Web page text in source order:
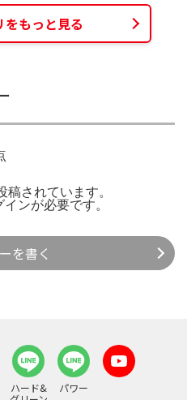
をもっと見る
されています。
インが必要です。
を書く
ハード&
パワー